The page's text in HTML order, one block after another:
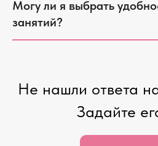
Могу ли я выбрать
занятий?
Не нашли ответа
Задайте